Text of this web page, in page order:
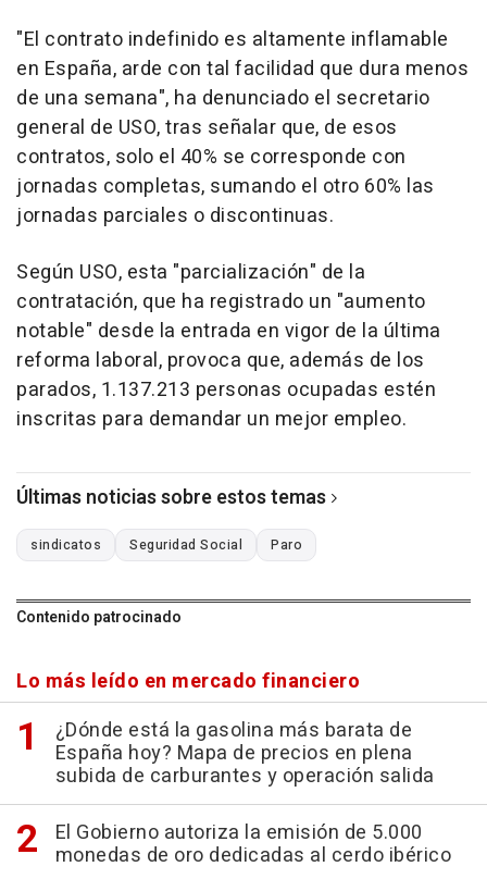
"El contrato indefinido es altamente inflamable
en España, arde con tal facilidad que dura menos
de una semana", ha denunciado el secretario
general de USO, tras señalar que, de esos
contratos, solo el 40% se corresponde con
jornadas completas, sumando el otro 60% las
jornadas parciales o discontinuas.
Según USO, esta "parcialización" de la
contratación, que ha registrado un "aumento
notable" desde la entrada en vigor de la última
reforma laboral, provoca que, además de los
parados, 1.137.213 personas ocupadas estén
inscritas para demandar un mejor empleo.
Últimas noticias sobre estos temas
sindicatos Seguridad Social Paro
Contenido patrocinado
Lo más leído en mercado financiero
¿Dónde está la gasolina más barata de
España hoy? Mapa de precios en plena
subida de carburantes y operación salida
El Gobierno autoriza la emisión de 5.000
monedas de oro dedicadas al cerdo ibérico